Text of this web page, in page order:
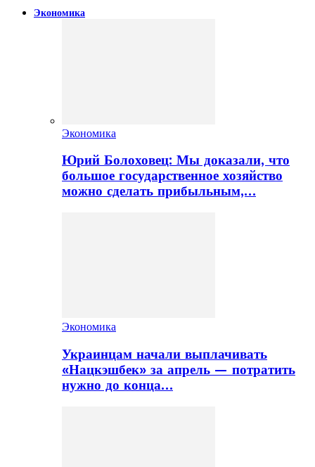
Экономика
Экономика
Юрий Болоховец: Мы доказали, что
большое государственное хозяйство
можно сделать прибыльным,…
Экономика
Украинцам начали выплачивать
«Нацкэшбек» за апрель — потратить
нужно до конца…